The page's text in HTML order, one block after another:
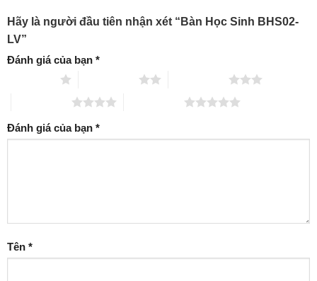
Hãy là người đầu tiên nhận xét “Bàn Học Sinh BHS02-
LV”
Đánh giá của bạn *
Đánh giá của bạn *
Tên *